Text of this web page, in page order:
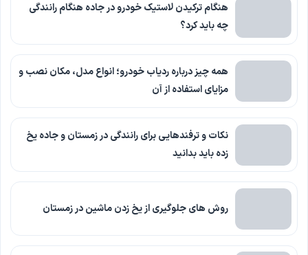
هنگام ترکیدن لاستیک خودرو در جاده هنگام رانندگی
چه باید کرد؟
همه چیز درباره ردیاب خودرو؛ انواع مدل، مکان نصب و
مزایای استفاده از آن
نکات و ترفندهایی برای رانندگی در زمستان و جاده یخ
زده باید بدانید
روش های جلوگیری از یخ زدن ماشین در زمستان